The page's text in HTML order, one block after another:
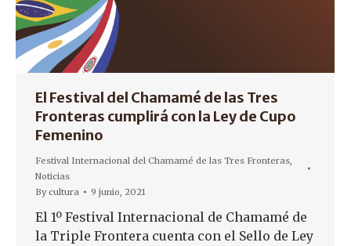
El Festival del Chamamé de las Tres
Fronteras cumplirá con la Ley de Cupo
Femenino
Festival Internacional del Chamamé de las Tres Fronteras,
Noticias
Bycultura 9 junio, 2021
El 1º Festival Internacional de Chamamé de
la Triple Frontera cuenta con el Sello de Ley